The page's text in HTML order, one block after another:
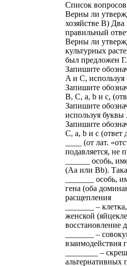
Список вопросов
Верны ли
хозяйстве В)
правильный
Верны ли
культурных
был предложен
Запишите
A и C, используя
Запишите
B, C, a, b и с,
Запишите
используя буквы
Запишите
C, a, b и с (ответ
____ (от лат.
подавляется, не
______ особь,
(Aa или Bb).
_______ особь,
гена (оба
расщепления
_______ –
женской
восстановление
_______ –
взаимодействия
________ –
альтернативных